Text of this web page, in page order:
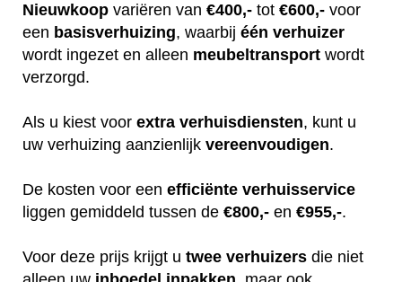
Nieuwkoop variëren van €400,- tot €600,- voor
een basisverhuizing, waarbij één verhuizer
wordt ingezet en alleen meubeltransport wordt
verzorgd.
Als u kiest voor extra verhuisdiensten, kunt u
uw verhuizing aanzienlijk vereenvoudigen.
De kosten voor een efficiënte verhuisservice
liggen gemiddeld tussen de €800,- en €955,-.
Voor deze prijs krijgt u twee verhuizers die niet